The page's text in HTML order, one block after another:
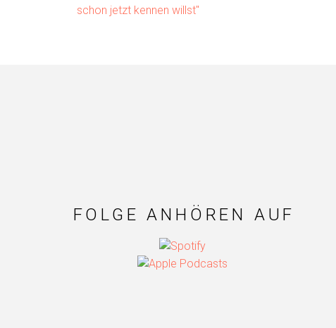
FOLGE ANHÖREN AUF